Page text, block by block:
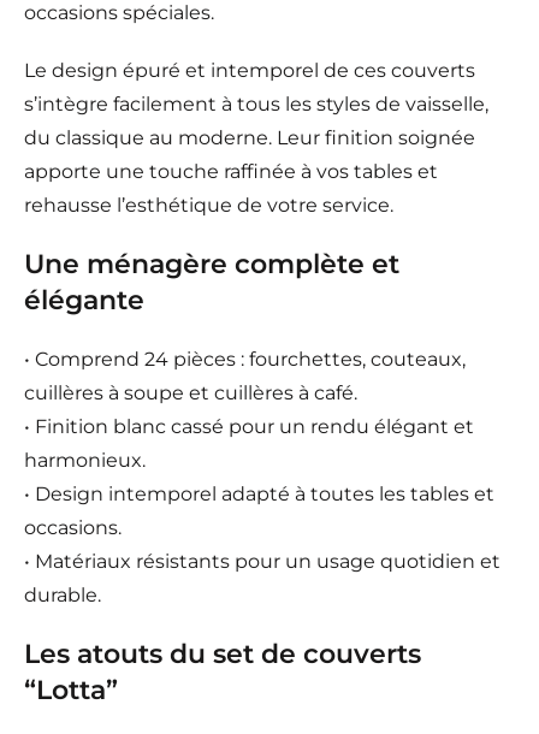
occasions spéciales.
Le design épuré et intemporel de ces couverts
s’intègre facilement à tous les styles de vaisselle,
du classique au moderne. Leur finition soignée
apporte une touche raffinée à vos tables et
rehausse l’esthétique de votre service.
Une ménagère complète et
élégante
• Comprend 24 pièces : fourchettes, couteaux,
cuillères à soupe et cuillères à café.
• Finition blanc cassé pour un rendu élégant et
harmonieux.
• Design intemporel adapté à toutes les tables et
occasions.
• Matériaux résistants pour un usage quotidien et
durable.
Les atouts du set de couverts
“Lotta”